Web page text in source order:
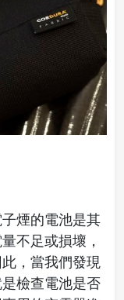
煙的電池是其
不足或損壞，
，當我們發現
檢查電池是否